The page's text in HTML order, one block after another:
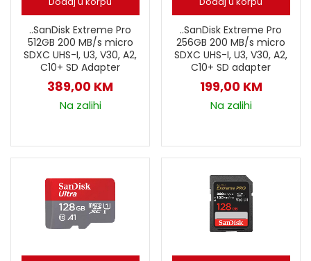
..SanDisk Extreme Pro
512GB 200 MB/s micro
SDXC UHS-I, U3, V30, A2,
C10+ SD Adapter
389,00 KM
Na zalihi
..SanDisk Extreme Pro
256GB 200 MB/s micro
SDXC UHS-I, U3, V30, A2,
C10+ SD adapter
199,00 KM
Na zalihi